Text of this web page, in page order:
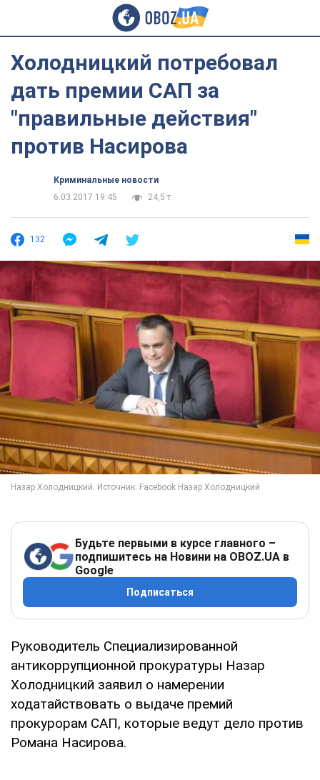
Холодницкий потребовал
дать премии САП за
"правильные действия"
против Насирова
Криминальные новости
6.03.2017 19:45
24,5 т.
132
Будьте первыми в курсе главного –
подпишитесь на Новини на OBOZ.UA в
Google
Подписаться
Руководитель Специализированной
антикоррупционной прокуратуры Назар
Холодницкий заявил о намерении
ходатайствовать о выдаче премий
прокурорам САП, которые ведут дело против
Романа Насирова.